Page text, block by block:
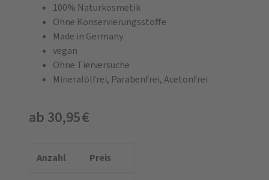
100% Naturkosmetik
Ohne Konservierungsstoffe
Made in Germany
vegan
Ohne Tierversuche
Mineralölfrei, Parabenfrei, Acetonfrei
ab 30,95 €
Anzahl Preis